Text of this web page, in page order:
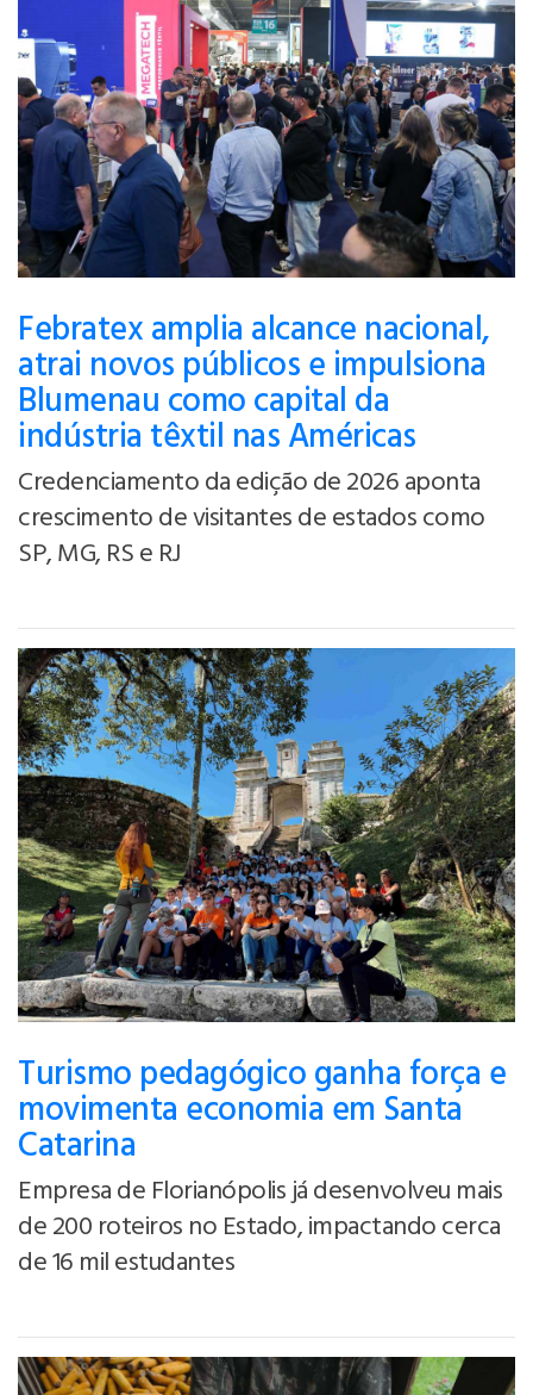
Febratex amplia alcance nacional,
atrai novos públicos e impulsiona
Blumenau como capital da
indústria têxtil nas Américas
Credenciamento da edição de 2026 aponta
crescimento de visitantes de estados como
SP, MG, RS e RJ
Turismo pedagógico ganha força e
movimenta economia em Santa
Catarina
Empresa de Florianópolis já desenvolveu mais
de 200 roteiros no Estado, impactando cerca
de 16 mil estudantes